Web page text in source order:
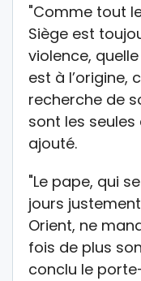
"Comme tout
Siège est
violence,
est à l’origine,
recherche de
sont les
ajouté.
"Le pape, qui
jours
Orient, ne
fois de plus
conclu le